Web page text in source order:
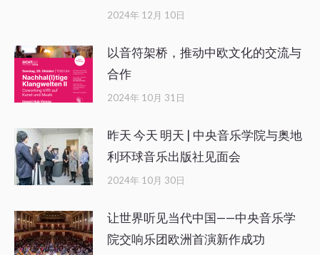
2024年 12月 10日
以音符架桥，推动中欧文化的交流与
合作
2024年 10月 31日
昨天 今天 明天 | 中央音乐学院与奥地
利环球音乐出版社见面会
2024年 10月 30日
让世界听见当代中国——中央音乐学
院交响乐团欧洲首演新作成功